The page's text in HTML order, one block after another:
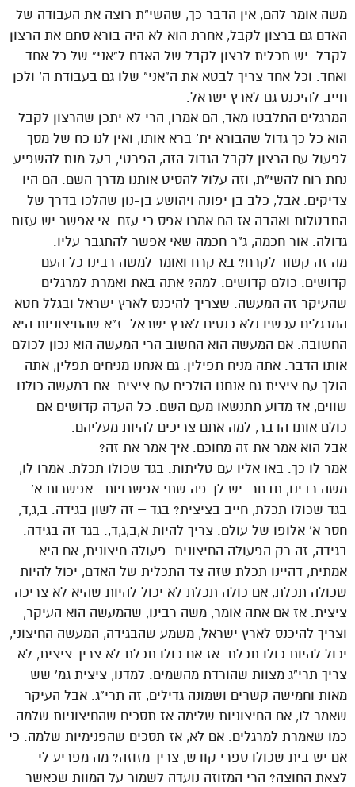
משה אומר להם, אין הדבר כך, שהשי”ת רוצה את העבודה של
האדם גם ברצון לקבל, אחרת הוא לא היה בורא סתם את הרצון
לקבל. יש תכלית לרצון לקבל של האדם ל”אני” של כל אחד
ואחד. וכל אחד צריך לבטא את ה”אני” שלו גם בעבודת ה’ ולכן
חייב להיכנס גם לארץ ישראל.
המרגלים התלבטו מאד, הם אמרו, הרי לא יתכן שהרצון לקבל
הוא כל כך גדול שהבורא ית’ ברא אותו, ואין לנו כח של מסך
לפעול עם הרצון לקבל הגדול הזה, הפרטי, בעל מנת להשפיע
נחת רוח להשי”ת, וזה עלול להסיט אותנו מדרך השם. הם היו
צדיקים. אבל, כלב בן יפונה ויהושע בן-נון שהלכו בדרך של
התבטלות ואהבה אז הם אמרו אפס כי עזם. אי אפשר יש עזות
גדולה. אור חכמה, ג”ר חכמה שאי אפשר להתגבר עליו.
מה זה קשור לקרח? בא קרח ואומר למשה רבינו כל העם
קדושים. כולם קדושים. למה? אתה באת ואמרת למרגלים
שהעיקר זה המעשה. שצריך להיכנס לארץ ישראל ובגלל חטא
המרגלים עכשיו נלא כנסים לארץ ישראל. ז”א שהחיצוניות היא
החשובה. אם המעשה הוא החשוב הרי המעשה הוא נכון לכולם
אותו הדבר. אתה מניח תפילין. גם אנחנו מניחים תפלין, אתה
הולך עם ציצית גם אנחנו הולכים עם ציצית. אם במעשה כולנו
שווים, אז מדוע תתנשאו מעם השם. כל העדה קדושים אם
כולם אותו הדבר, למה אתם צריכים להיות מעליהם.
אבל הוא אמר את זה מחוכם. איך אמר את זה?
אמר לו כך. באו אליו עם טליתות. בגד שכולו תכלת. אמרו לו,
משה רבינו, תבחר. יש לך פה שתי אפשרויות . אפשרות א’
בגד שכולו תכלת, חייב בציצית? בגד – זה לשון בגידה. ב,ג,ד,
חסר א’ אלופו של עולם. צריך להיות א,ב,ג,ד,. בגד זה בגידה.
בגידה, זה רק הפעולה החיצונית. פעולה חיצונית, אם היא
אמתית, דהיינו תכלת שזה צד התכלית של האדם, יכול להיות
שכולה תכלת, אם כולה תכלת לא יכול להיות שהיא לא צריכה
ציצית. אז אם אתה אומר, משה רבינו, שהמעשה הוא העיקר,
וצריך להיכנס לארץ ישראל, משמע שהבגידה, המעשה החיצוני,
יכול להיות כולו תכלת. אז אם כולו תכלת לא צריך ציצית, לא
צריך תרי”ג מצוות שהורדת מהשמים. למדנו, ציצית גמ’ שש
מאות וחמישה קשרים ושמונה גדילים, זה תרי”ג. אבל העיקר
שאמר לו, אם החיצוניות שלימה אז תסכים שהחיצוניות שלמה
כמו שאמרת למרגלים. אם לא, אז תסכים שהפנימיות שלמה. כי
אם יש בית שכולו ספרי קודש, צריך מזוזה? מה מפריע לי
לצאת החוצה? הרי המזוזה נועדה לשמור על המוות שכאשר